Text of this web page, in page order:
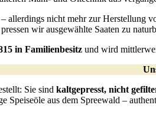
allerdings nicht mehr zur Herstellung
wir ausgewählte Saaten zu
in Familienbesitz und wird
Sie sind kaltgepresst, nicht
Speiseöle aus dem Spreewald –